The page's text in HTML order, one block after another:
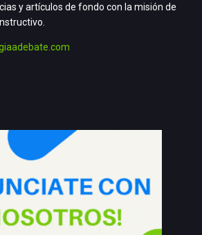
y artículos de fondo con la misión de